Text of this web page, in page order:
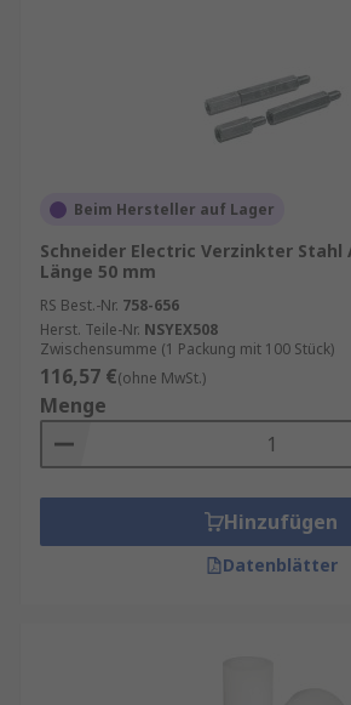
Beim Hersteller auf Lager
Schneider Electric Verzinkter Stahl
Länge 50 mm
RS Best.-Nr. 758-656
Herst. Teile-Nr. NSYEX508
Zwischensumme (1 Packung mit 100 Stück)
116,57 €(ohne MwSt.)
Menge
Hinzufügen
Datenblätter